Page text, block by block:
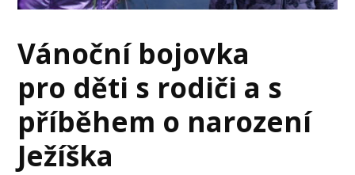
Vánoční bojovka
pro děti s rodiči a s
příběhem o narození
Ježíška